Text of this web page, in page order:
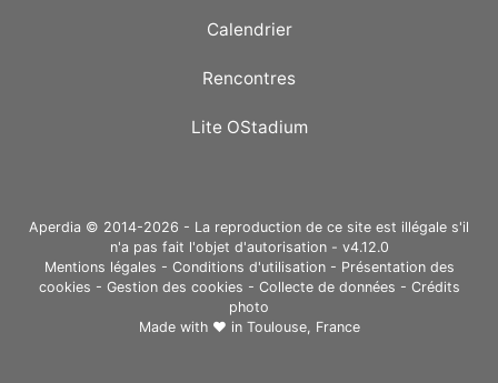
Calendrier
Rencontres
Lite OStadium
Aperdia © 2014-2026 - La reproduction de ce site est illégale s'il
n'a pas fait l'objet d'autorisation - v4.12.0
Mentions légales - Conditions d'utilisation- Présentation des
cookies - Gestion des cookies - Collecte de données - Crédits
photo
Made with ❤ in Toulouse, France